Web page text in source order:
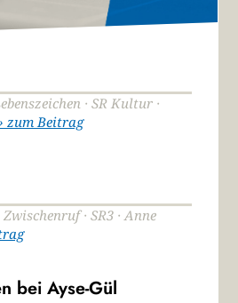
· SR Kultur ·
zum Beitrag
· SR3 · Anne
bei Ayse-Gül